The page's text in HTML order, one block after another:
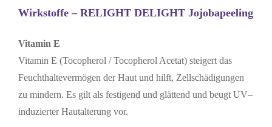
Wirkstoffe – RELIGHT DELIGHT Jojobapeeling
Vitamin E
Vitamin E (Tocopherol / Tocopherol Acetat) steigert das
Feuchthaltevermögen der Haut und hilft, Zellschädigungen
zu mindern. Es gilt als festigend und glättend und beugt UV–
induzierter Hautalterung vor.